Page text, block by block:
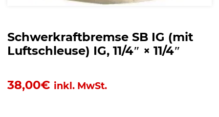
Schwerkraftbremse SB IG (mit
Luftschleuse) IG, 11/4″ × 11/4″
38,00€ inkl. MwSt.